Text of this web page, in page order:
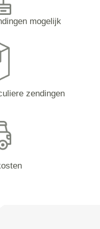
mogelijk
zendingen